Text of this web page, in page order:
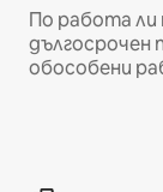
По работа
дългосрочен
обособени